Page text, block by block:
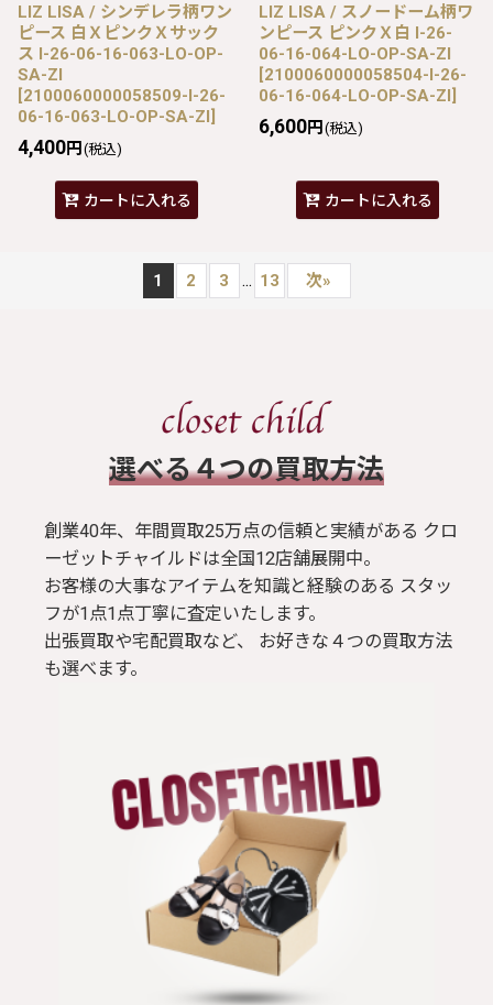
LIZ LISA / シンデレラ柄ワン
ピース 白ＸピンクＸサック
ス I-26-06-16-063-LO-OP-
SA-ZI
[2100060000058509-I-26-
06-16-063-LO-OP-SA-ZI]
4,400円 (税込)
カートに入れる
LIZ LISA / スノードーム柄ワ
ンピース ピンクＸ白 I-26-
06-16-064-LO-OP-SA-ZI
[2100060000058504-I-26-
06-16-064-LO-OP-SA-ZI]
6,600円 (税込)
カートに入れる
1 2 3 ... 13 次»
​選べる４つの買取方法
創業40年、年間買取25万点の信頼と実績がある クロ
ーゼットチャイルドは全国12店舗展開中。
お客様の大事なアイテムを知識と経験のある スタッ
フが1点1点丁寧に査定いたします。
出張買取や宅配買取など、 お好きな４つの買取方法
も選べます。